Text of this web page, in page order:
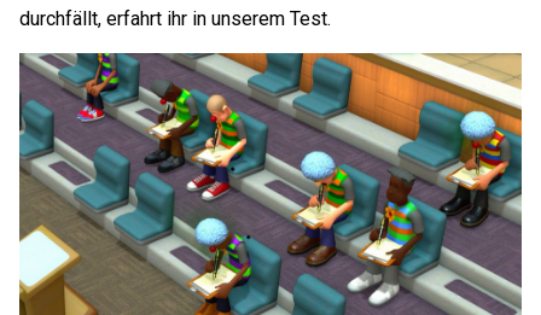
durchfällt, erfahrt ihr in unserem Test.